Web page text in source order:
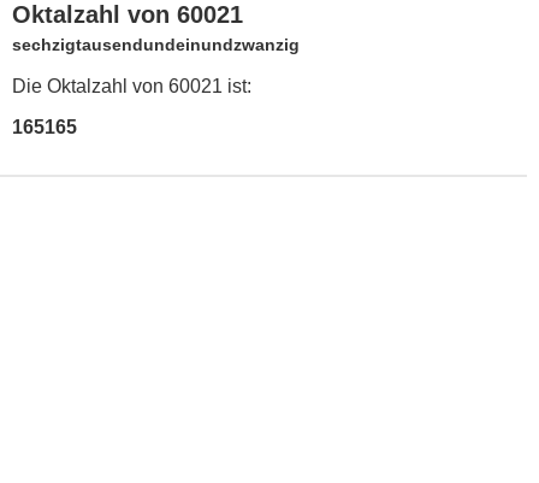
Oktalzahl von 60021
sechzigtausendundeinundzwanzig
Die Oktalzahl von 60021 ist:
165165